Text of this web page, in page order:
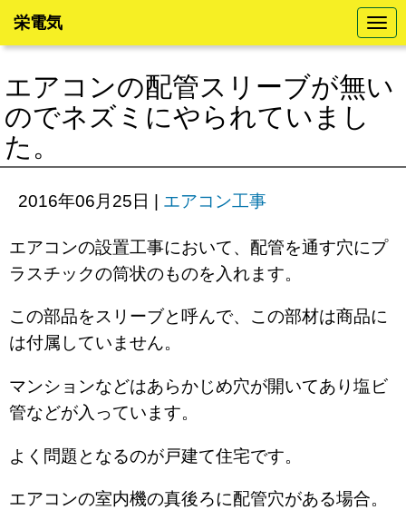
N
a
v
a
栄電気
エアコンの配管スリーブが無い
のでネズミにやられていまし
た。
2016年06月25日 | エアコン工事
エアコンの設置工事において、配管を通す穴にプ
ラスチックの筒状のものを入れます。
この部品をスリーブと呼んで、この部材は商品に
は付属していません。
マンションなどはあらかじめ穴が開いてあり塩ビ
管などが入っています。
よく問題となるのが戸建て住宅です。
エアコンの室内機の真後ろに配管穴がある場合。